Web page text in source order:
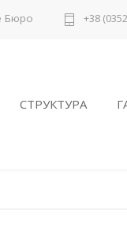
Бюро +38
СТРУКТУРА